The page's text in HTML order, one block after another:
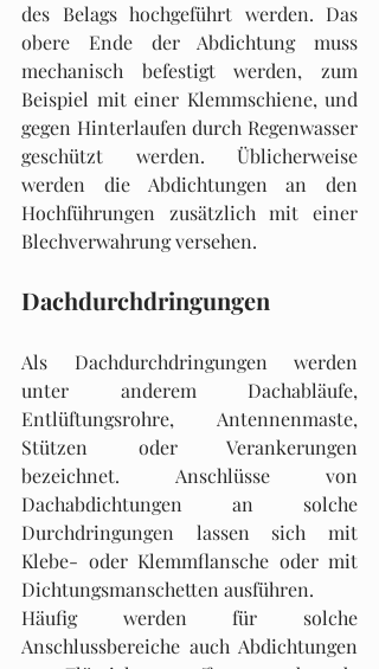
des Belags hochgeführt werden. Das
obere Ende der Abdichtung muss
mechanisch befestigt werden, zum
Beispiel mit einer Klemmschiene, und
gegen Hinterlaufen durch Regenwasser
geschützt werden. Üblicherweise
werden die Abdich­tungen an den
Hochführungen zusätzlich mit einer
Blechverwahrung versehen.
Dachdurchdringungen
Als Dachdurchdringungen werden
unter anderem Dachabläufe,
Entlüftungsrohre, Antennen­maste,
Stützen oder Verankerungen
bezeichnet. Anschlüsse von
Dachabdichtungen an solche
Durchdringungen lassen sich mit
Klebe- oder Klemmflansche oder mit
Dichtungsmanschetten ausführen.
Häufig werden für solche
Anschlussbereiche auch Abdichtungen